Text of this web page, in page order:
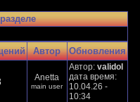
Автор Обновления
Anetta
main user
Автор: validol
дата время:
10.04.26 -
10:34